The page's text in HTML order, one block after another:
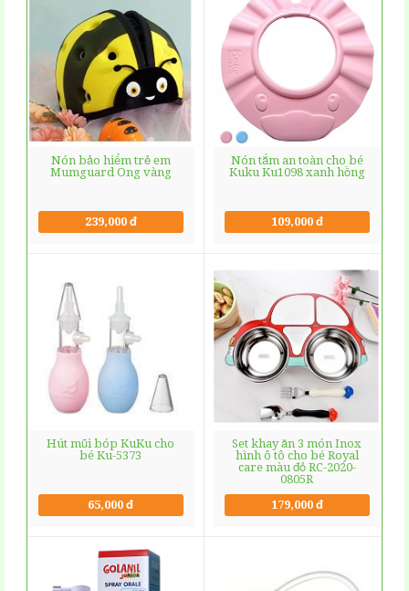
Nón bảo hiểm trẻ em
Mumguard Ong vàng
239,000 đ
Nón tắm an toàn cho bé
Kuku Ku1098 xanh hồng
109,000 đ
Hút mũi bóp KuKu cho
bé Ku-5373
65,000 đ
Set khay ăn 3 món Inox
hình ô tô cho bé Royal
care màu đỏ RC-2020-
0805R
179,000 đ